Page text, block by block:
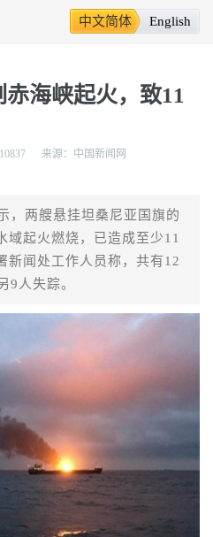
中文简体 English
海峡起火，致11
10837 来源： 中国新闻网
，两艘悬挂坦桑尼亚国旗的
域起火燃烧，已造成至少11
新闻处工作人员称，共有12
9人失踪。